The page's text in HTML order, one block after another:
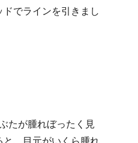
でラインを引きまし
たが腫れぼったく見
と、目元がいくら腫れ